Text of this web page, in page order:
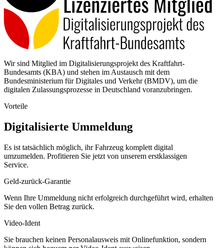
Wir sind Mitglied im Digitalisierungsprojekt des Kraftfahrt-
Bundesamts (KBA) und stehen im Austausch mit dem
Bundesministerium für Digitales und Verkehr (BMDV), um die
digitalen Zulassungsprozesse in Deutschland voranzubringen.
Vorteile
Digitalisierte Ummeldung
Es ist tatsächlich möglich, ihr Fahrzeug komplett digital
umzumelden. Profitieren Sie jetzt von unserem erstklassigen
Service.
Geld-zurück-Garantie
Wenn Ihre Ummeldung nicht erfolgreich durchgeführt wird, erhalten
Sie den vollen Betrag zurück.
Video-Ident
Sie brauchen keinen Personalausweis mit Onlinefunktion, sondern